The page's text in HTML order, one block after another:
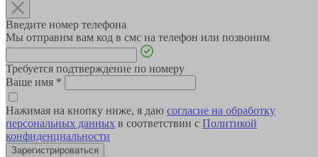
Введите номер телефона
Мы отправим вам код в смс на телефон или позвоним
Требуется подтверждение по номеру
Ваше имя *
Нажимая на кнопку ниже, я даю согласие на обработку
персональных данных в соответствии с Политикой
конфиденциальности
Зарегистрироваться